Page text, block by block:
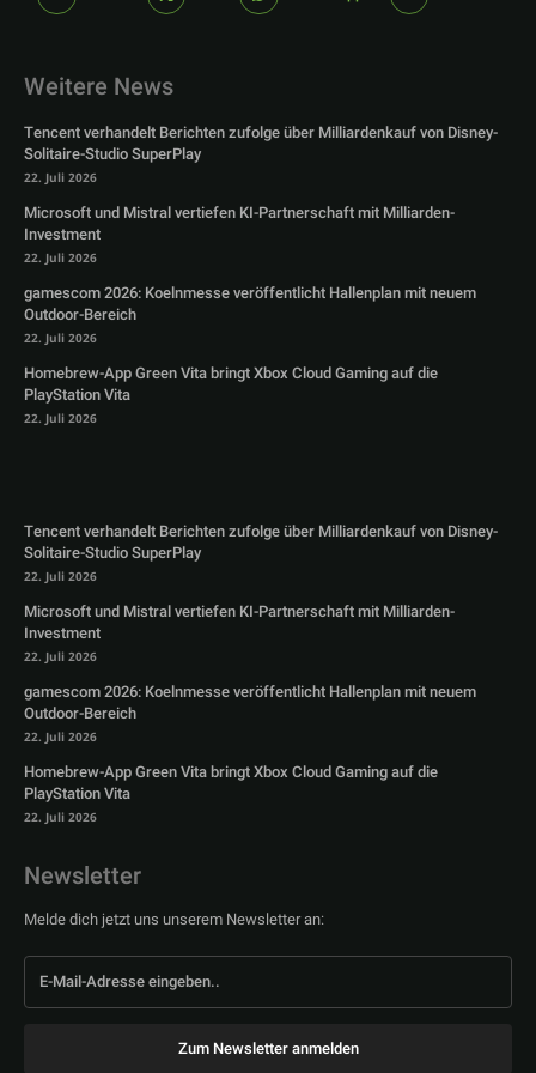
Weitere News
Tencent verhandelt Berichten zufolge über Milliardenkauf von Disney-
Solitaire-Studio SuperPlay
22. Juli 2026
Microsoft und Mistral vertiefen KI-Partnerschaft mit Milliarden-
Investment
22. Juli 2026
gamescom 2026: Koelnmesse veröffentlicht Hallenplan mit neuem
Outdoor-Bereich
22. Juli 2026
Homebrew-App Green Vita bringt Xbox Cloud Gaming auf die
PlayStation Vita
22. Juli 2026
Tencent verhandelt Berichten zufolge über Milliardenkauf von Disney-
Solitaire-Studio SuperPlay
22. Juli 2026
Microsoft und Mistral vertiefen KI-Partnerschaft mit Milliarden-
Investment
22. Juli 2026
gamescom 2026: Koelnmesse veröffentlicht Hallenplan mit neuem
Outdoor-Bereich
22. Juli 2026
Homebrew-App Green Vita bringt Xbox Cloud Gaming auf die
PlayStation Vita
22. Juli 2026
Newsletter
Melde dich jetzt uns unserem Newsletter an:
Zum Newsletter anmelden